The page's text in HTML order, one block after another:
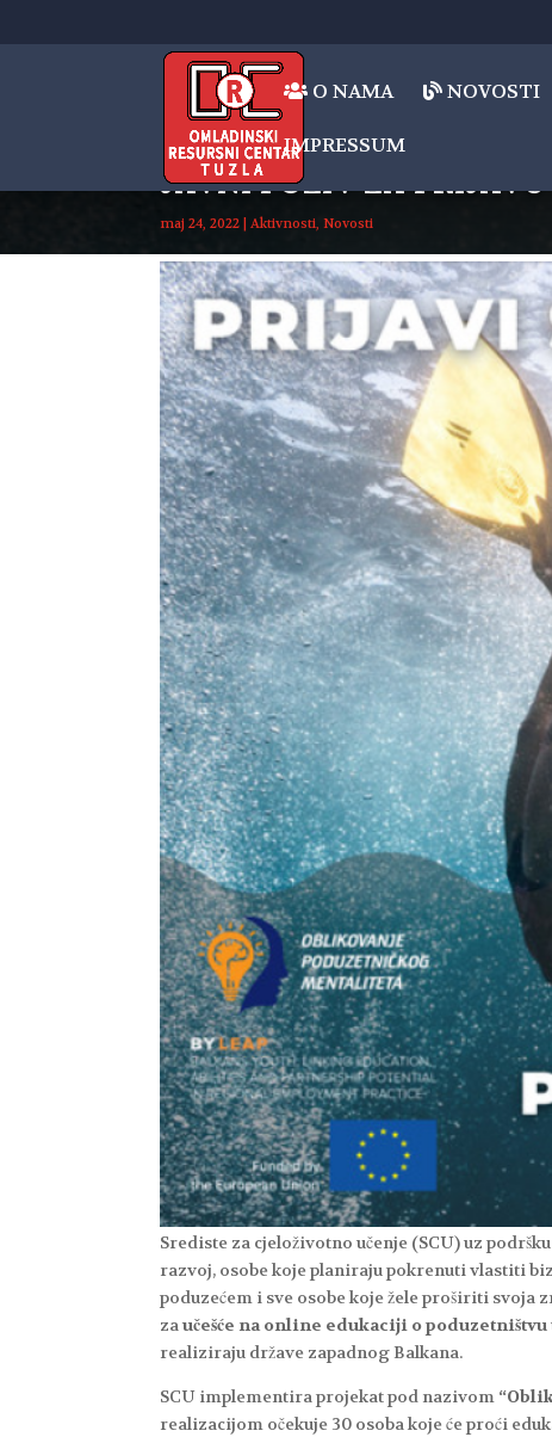
O NAMA NOVOSTI
IMPRESSUM
JAVNI POZIV ZA
maj 24, 2022 |Aktivnosti,Novosti
Srediste za cjeloživotno učenje (SCU) uz
razvoj, osobe koje planiraju pokrenuti vlastiti
poduzećem i sve osobe koje žele proširiti svoja
zaučešće na online edukaciji o poduzetništvu
realiziraju države zapadnog Balkana.
SCU implementira projekat pod nazivom
realizacijom očekuje 30 osoba koje će proći